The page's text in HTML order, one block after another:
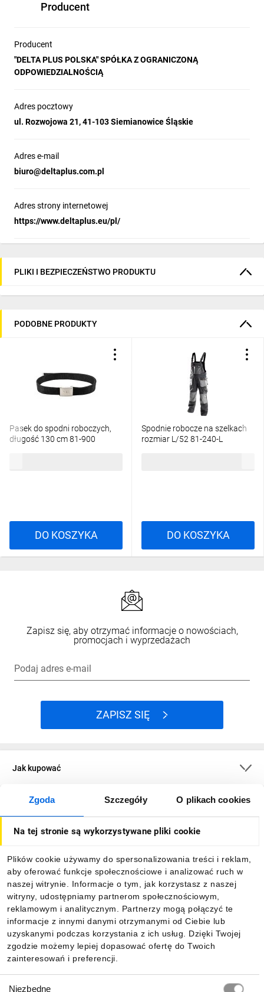
Zgoda Szczegóły O plikach cookies
Na tej stronie są wykorzystywane pliki cookie
Plików cookie używamy do spersonalizowania treści i reklam,
aby oferować funkcje społecznościowe i analizować ruch w
naszej witrynie. Informacje o tym, jak korzystasz z naszej
witryny, udostępniamy partnerom społecznościowym,
reklamowym i analitycznym. Partnerzy mogą połączyć te
informacje z innymi danymi otrzymanymi od Ciebie lub
uzyskanymi podczas korzystania z ich usług. Dzięki Twojej
zgodzie możemy lepiej dopasować ofertę do Twoich
zainteresowań i preferencji.
Niezbędne
Producent
Producent
"DELTA PLUS POLSKA" SPÓŁKA Z OGRANICZONĄ
ODPOWIEDZIALNOŚCIĄ
Adres pocztowy
ul. Rozwojowa 21, 41-103 Siemianowice Śląskie
Adres e-mail
biuro@deltaplus.com.pl
Adres strony internetowej
https://www.deltaplus.eu/pl/
PLIKI I BEZPIECZEŃSTWO PRODUKTU
PODOBNE PRODUKTY
Pasek do spodni roboczych,
długość 130 cm 81-900
DO KOSZYKA
Spodnie robocze na szelkach
rozmiar L/52 81-240-L
DO KOSZYKA
Zapisz się, aby otrzymać informacje o nowościach,
promocjach i wyprzedażach
Podaj adres e-mail
ZAPISZ SIĘ
Jak kupować
O firmie
Informacje
Pobierz naszą aplikację mobilną: